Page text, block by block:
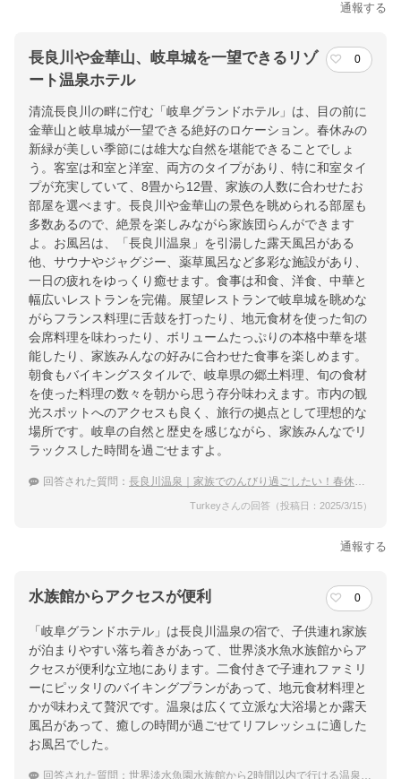
通報する
長良川や金華山、岐阜城を一望できるリゾ
ート温泉ホテル
0
清流長良川の畔に佇む「岐阜グランドホテル」は、目の前に
金華山と岐阜城が一望できる絶好のロケーション。春休みの
新緑が美しい季節には雄大な自然を堪能できることでしょ
う。客室は和室と洋室、両方のタイプがあり、特に和室タイ
プが充実していて、8畳から12畳、家族の人数に合わせたお
部屋を選べます。長良川や金華山の景色を眺められる部屋も
多数あるので、絶景を楽しみながら家族団らんができます
よ。お風呂は、「長良川温泉」を引湯した露天風呂がある
他、サウナやジャグジー、薬草風呂など多彩な施設があり、
一日の疲れをゆっくり癒せます。食事は和食、洋食、中華と
幅広いレストランを完備。展望レストランで岐阜城を眺めな
がらフランス料理に舌鼓を打ったり、地元食材を使った旬の
会席料理を味わったり、ボリュームたっぷりの本格中華を堪
能したり、家族みんなの好みに合わせた食事を楽しめます。
朝食もバイキングスタイルで、岐阜県の郷土料理、旬の食材
を使った料理の数々を朝から思う存分味わえます。市内の観
光スポットへのアクセスも良く、旅行の拠点として理想的な
場所です。岐阜の自然と歴史を感じながら、家族みんなでリ
ラックスした時間を過ごせますよ。
回答された質問： 長良川温泉｜家族でのんびり過ごしたい！春休みにおすすめの宿は？
Turkeyさんの回答（投稿日：2025/3/15）
通報する
水族館からアクセスが便利 0
「岐阜グランドホテル」は長良川温泉の宿で、子供連れ家族
が泊まりやすい落ち着きがあって、世界淡水魚水族館からア
クセスが便利な立地にあります。二食付きで子連れファミリ
ーにピッタリのバイキングプランがあって、地元食材料理と
かが味わえて贅沢です。温泉は広くて立派な大浴場とか露天
風呂があって、癒しの時間が過ごせてリフレッシュに適した
お風呂でした。
回答された質問： 世界淡水魚園水族館から2時間以内で行ける温泉宿のおすすめは？